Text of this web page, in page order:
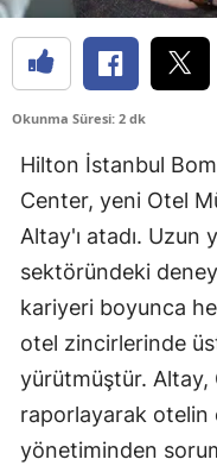
Okunma Süresi: 2 dk
Hilton İstanbul
Center, yeni Otel
Altay'ı atadı. Uzun
sektöründeki
kariyeri boyunca
otel zincirlerinde
yürütmüştür. Altay,
raporlayarak otelin
yönetiminden